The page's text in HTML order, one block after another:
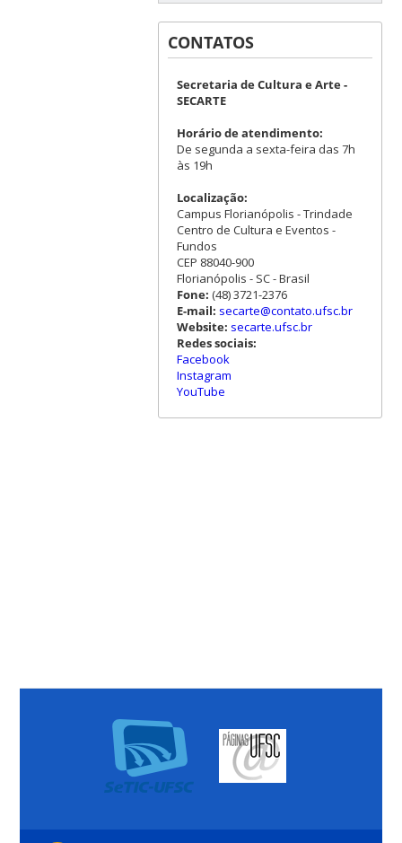
CONTATOS
Secretaria de Cultura e Arte -
SECARTE
Horário de atendimento:
De segunda a sexta-feira das 7h
às 19h
Localização:
Campus Florianópolis - Trindade
Centro de Cultura e Eventos -
Fundos
CEP 88040-900
Florianópolis - SC - Brasil
Fone: (48) 3721-2376
E-mail: secarte@contato.ufsc.br
Website: secarte.ufsc.br
Redes sociais:
Facebook
Instagram
YouTube